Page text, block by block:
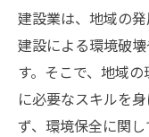
建設業は、地域の発
建設による環境破
す。そこで、地域
に必要なスキルを
ず、環境保全に関